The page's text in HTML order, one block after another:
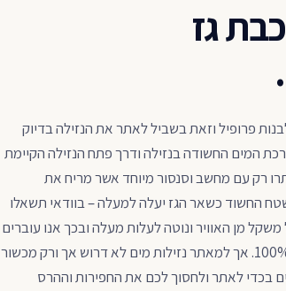
גז
פרופיל וזאת בשביל לאתר את הנזילה בדיוק
המים החשודה בנזילה ודרך פתח הנזילה הקיימת
רק עם מחשב וסנסור מיוחד אשר מריח את
החשוד כשאר הגז יעלה למעלה – בוודאי תשאלו
מן האוויר ונוטה לעלות מעלה ובכך אנו עוברים
עם המיכשור הטגנולגי שלנו ומזהים את הנזילה בדיוק של 100%. אך למאתר נזילות מים לא דרוש אך ורק מכשור
בכדי לאתר ולחסוך לכם את החפירות וההרס